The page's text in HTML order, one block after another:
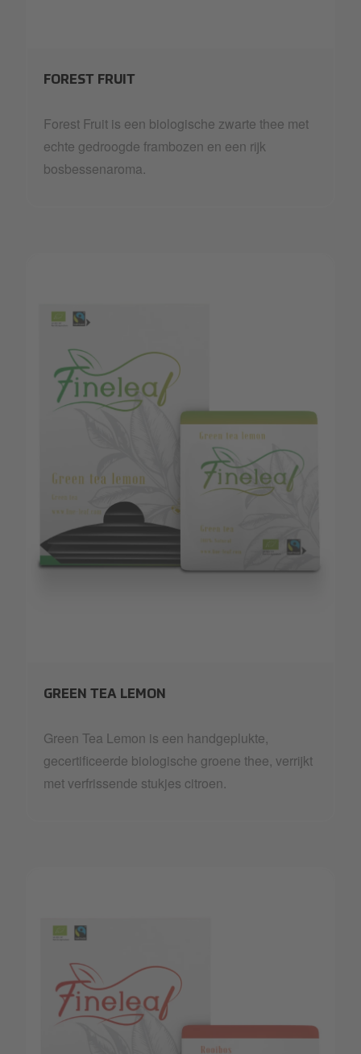
FOREST FRUIT
Forest Fruit is een biologische zwarte thee met
echte gedroogde frambozen en een rijk
bosbessenaroma.
GREEN TEA LEMON
Green Tea Lemon is een handgeplukte,
gecertificeerde biologische groene thee, verrijkt
met verfrissende stukjes citroen.